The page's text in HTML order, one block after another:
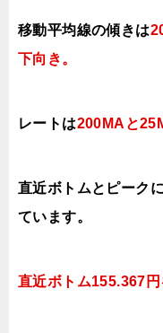
移動平均線の傾きは
下向き。
レートは200MAと
直近ボトムとピーク
ています。
直近ボトム155.367円